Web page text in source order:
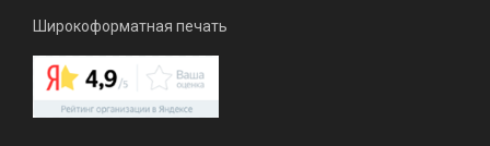
Широкоформатная печать